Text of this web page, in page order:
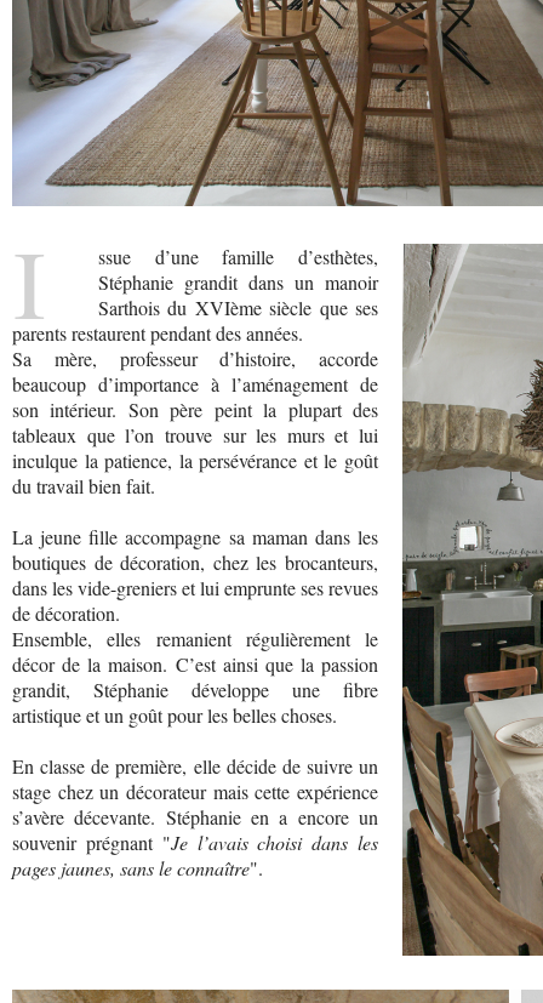
I
ssue d’une famille d’esthètes,
Stéphanie grandit dans un manoir
Sarthois du XVIème siècle que ses
parents restaurent pendant des années.
Sa mère, professeur d’histoire, accorde
beaucoup d’importance à l’aménagement de
son intérieur. Son père peint la plupart des
tableaux que l’on trouve sur les murs et lui
inculque la patience, la persévérance et le goût
du travail bien fait.
La jeune fille accompagne sa maman dans les
boutiques de décoration, chez les brocanteurs,
dans les vide-greniers et lui emprunte ses revues
de décoration.
Ensemble, elles remanient régulièrement le
décor de la maison. C’est ainsi que la passion
grandit, Stéphanie développe une fibre
artistique et un goût pour les belles choses.
En classe de première, elle décide de suivre un
stage chez un décorateur mais cette expérience
s’avère décevante. Stéphanie en a encore un
souvenir prégnant "Je l’avais choisi dans les
pages jaunes, sans le connaître".